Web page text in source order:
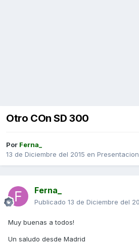
Otro COn SD 300
Por Ferna_
13 de Diciembre del 2015 en
Ferna_
Publicado 13 de Diciembre del
Muy buenas a todos!
Un saludo desde Madrid